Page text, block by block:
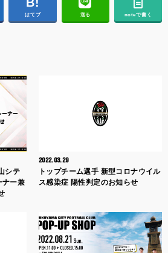
はてブ 送る noteで書く
シテ
ナー兼
2022.03.29
トップチーム選手 新型コロナウイル
ス感染症 陽性判定のお知らせ